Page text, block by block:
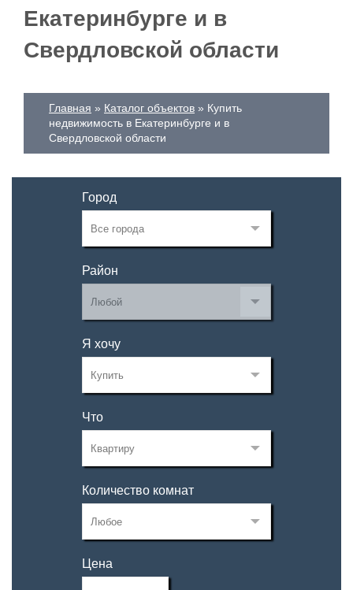
Екатеринбурге и в
Свердловской области
Главная Каталог объектов
Купить
недвижимость в Екатеринбурге и в
Свердловской области
Город
Район
Я хочу
Что
Количество комнат
Цена